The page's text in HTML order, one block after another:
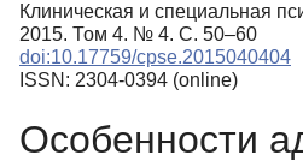
КЛЮЧЕВЫЕ
Регистрация
Клиническая и специальная
2015. Том 4. № 4. С. 50–60
doi:10.17759/cpse.2015040404
ISSN: 2304-0394 (online)
Особенности